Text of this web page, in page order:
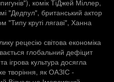
комік ТіДжей Міллер,
"Дедпул", британський актор
"Типу круті лягаві", Ханна
рецесію світова економіка
глобальний дефіцит
ігрова культура досягла
творіння, як ОАЗІС -